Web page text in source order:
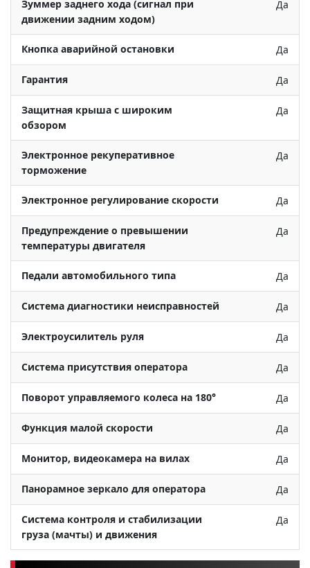
Зуммер заднего хода (сигнал при
движении задним ходом)
Да
Кнопка аварийной остановки Да
Гарантия Да
Защитная крыша с широким
обзором
Да
Электронное рекуперативное
торможение
Да
Электронное регулирование скорости Да
Предупреждение о превышении
температуры двигателя
Да
Педали автомобильного типа Да
Система диагностики неисправностей Да
Электроусилитель руля Да
Система присутствия оператора Да
Поворот управляемого колеса на 180° Да
Функция малой скорости Да
Монитор, видеокамера на вилах Да
Панорамное зеркало для оператора Да
Система контроля и стабилизации
груза (мачты) и движения
Да